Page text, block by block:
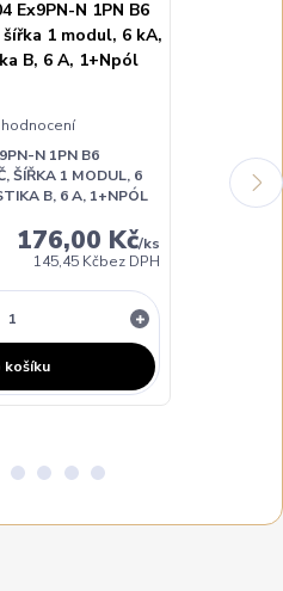
hodnocení
N 1PN B6
ŠÍŘKA 1 MODUL, 6
B, 6 A, 1+NPÓL
176,00 Kč/ks
145,45 Kčbez DPH
košíku
KA,